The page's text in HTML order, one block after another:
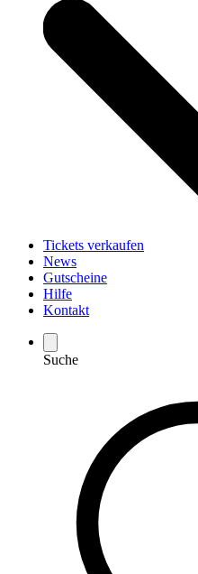
Tickets verkaufen
News
Gutscheine
Hilfe
Kontakt
Suche